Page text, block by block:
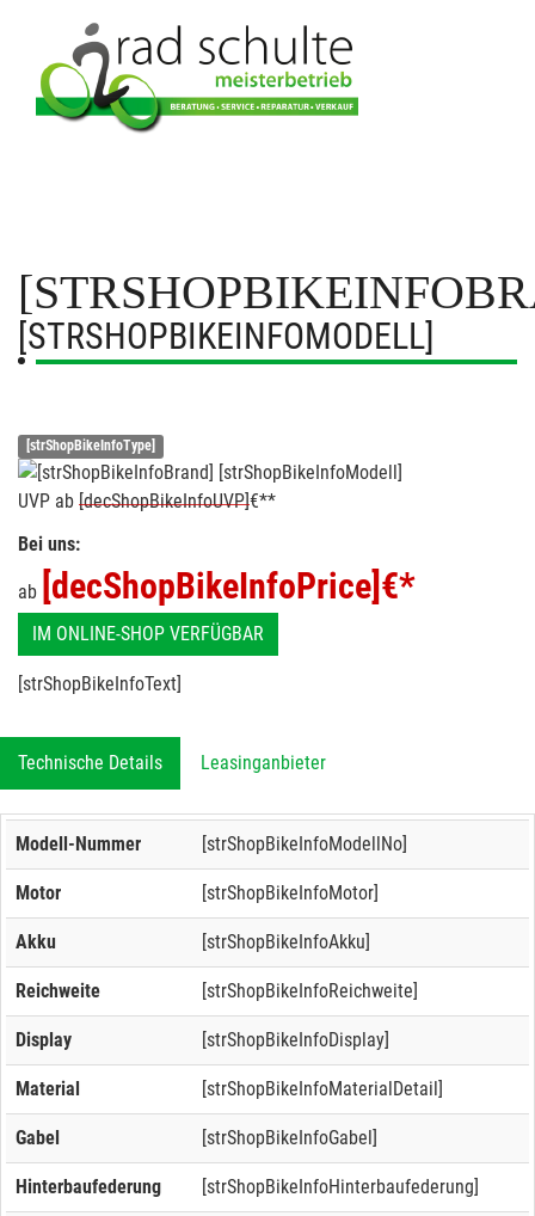
[STRSHOPBIKEINFOMODELL]
[strShopBikeInfoType]
UVP ab [decShopBikeInfoUVP]€**
Bei uns:
ab [decShopBikeInfoPrice] €*
IM ONLINE-SHOP VERFÜGBAR
[strShopBikeInfoText]
Technische Details Leasinganbieter
Modell-Nummer [strShopBikeInfoModellNo]
Motor [strShopBikeInfoMotor]
Akku [strShopBikeInfoAkku]
Reichweite [strShopBikeInfoReichweite]
Display [strShopBikeInfoDisplay]
Material [strShopBikeInfoMaterialDetail]
Gabel [strShopBikeInfoGabel]
Hinterbaufederung [strShopBikeInfoHinterbaufederung]